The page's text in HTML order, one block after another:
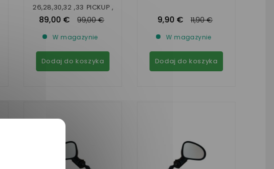
26,28,30,32 ,33 PICKUP ,
SPORTEEVO
89,00 € 99,00 €
W magazynie
Dodaj do koszyka
9,90 € 11,90 €
W magazynie
Dodaj do koszyka